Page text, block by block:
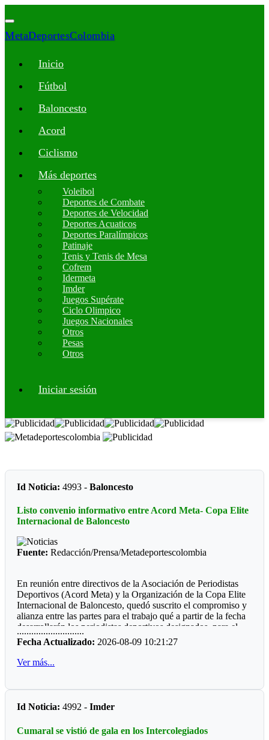
MetaDeportesColombia
Inicio
Fútbol
Baloncesto
Acord
Ciclismo
Más deportes
Voleibol
Deportes de Combate
Deportes de Velocidad
Deportes Acuaticos
Deportes Paralímpicos
Patinaje
Tenis y Tenis de Mesa
Cofrem
Idermeta
Imder
Juegos Supérate
Ciclo Olimpico
Juegos Nacionales
Otros
Pesas
Otros
Iniciar sesión
Id Noticia: 4993 -Baloncesto
Listo convenio informativo entre Acord Meta- Copa Elite
Internacional de Baloncesto
Fuente: Redacción/Prensa/Metadeportescolombia
En reunión entre directivos de la Asociación de Periodistas
Deportivos (Acord Meta) y la Organización de la Copa Elite
Internacional de Baloncesto, quedó suscrito el compromiso y
alianza entre las partes para el trabajo qué a partir de la fecha
desarrollarán los periodistas deportivos designados, para el
cubrimiento de este certamen que estará aglutinado a una gran
cantidad de equipos de nueve países.
El evento que tendrá la presencia de escuadras de las
verdadero turismo deportivo durante los primeros días del mes
octubre, donde se espera utilizar los mejores escenarios con
cuenta Idermeta.
Así mismo el Imder Villavicencio, estará facilitando algunos
............................
Fecha Actualizado: 2026-08-09 10:21:27
Ver más...
Id Noticia: 4992 -Imder
Cumaral se vistió de gala en los Intercolegiados